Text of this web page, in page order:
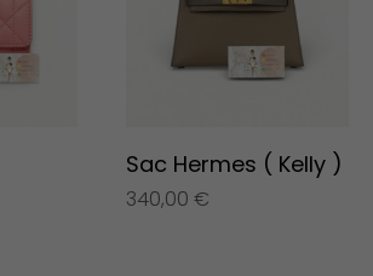
Sac Hermes ( Kelly )
340,00 €